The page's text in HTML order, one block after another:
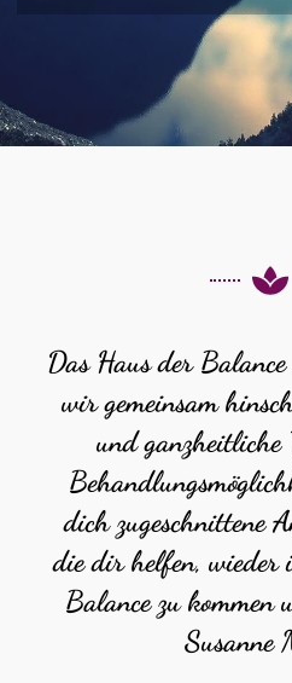
Das Haus der
wir gemeinsam
und
dich zugeschnittene
die dir helfen, wieder
Balance zu kommen
Susanne